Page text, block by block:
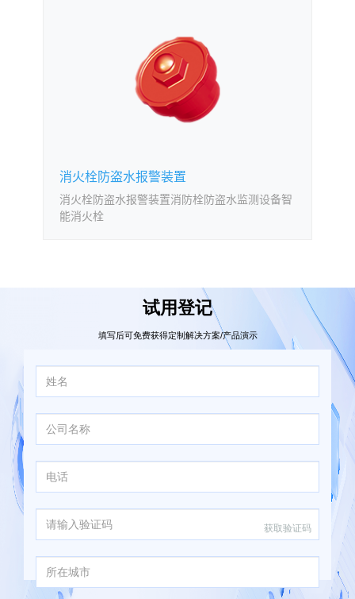
消火栓防盗水报警装置
消火栓防盗水报警装置消防栓防盗水监测设备智
能消火栓